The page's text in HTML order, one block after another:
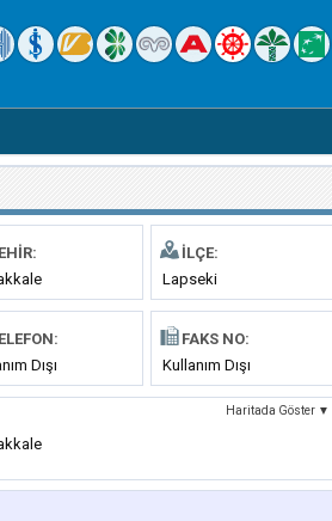
İLÇE:
Lapseki
Dışı
FAKS NO:
Kullanım Dışı
Haritada Göster ▼